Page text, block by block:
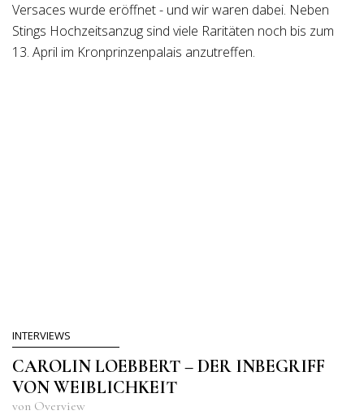
Versaces wurde eröffnet - und wir waren dabei. Neben
Stings Hochzeitsanzug sind viele Raritäten noch bis zum
13. April im Kronprinzenpalais anzutreffen.
INTERVIEWS
CAROLIN LOEBBERT – DER INBEGRIFF
VON WEIBLICHKEIT
von Overview